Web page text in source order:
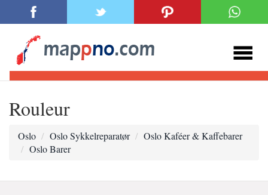
Rouleur
Oslo Oslo Sykkelreparatør
Oslo Kaféer & Kaffebarer
Oslo Barer